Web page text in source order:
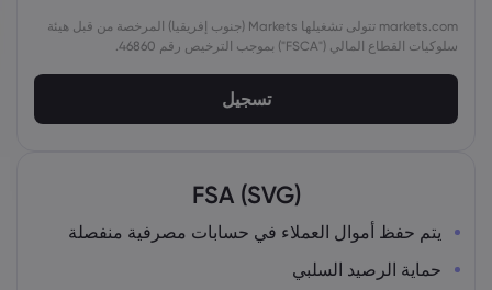
markets.com تتولى تشغيلها Markets (جنوب إفريقيا) المرخصة من قبل هيئة
سلوكيات القطاع المالي ("FSCA") بموجب الترخيص رقم 46860.
تسجيل
FSA (SVG)
يتم حفظ أموال العملاء في حسابات مصرفية منفصلة
حماية الرصيد السلبي